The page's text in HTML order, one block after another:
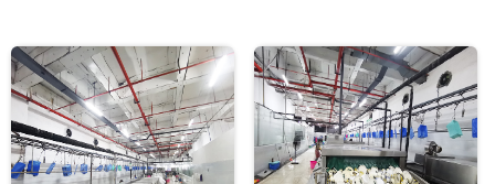
联系我们